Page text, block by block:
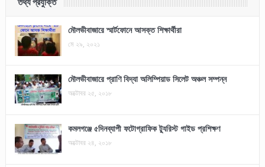
মৌলভীবাজারে স্মার্টফোনে আসক্ত শিক্ষার্থীরা
মে ২৯, ২০২১
মৌলভীবাজারে প্রাণি বিদ্যা অলিম্পিয়াড সিলেট অঞ্চল সম্পন্ন
অক্টোবর ২৫, ২০১৮
কমলগঞ্জে ৫দিনব্যাপী ফটোগ্রাফিক ট্যুরিস্ট গাইড প্রশিক্ষণ
অক্টোবর ২৪, ২০১৮